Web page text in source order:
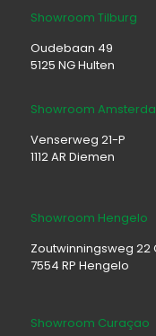
Showroom Tilburg
Oudebaan 49
5125 NG Hulten
Showroom
Venserweg 21-P
1112 AR Diemen
Showroom Hengelo
Zoutwinningsweg 22
7554 RP Hengelo
Showroom Curaçao